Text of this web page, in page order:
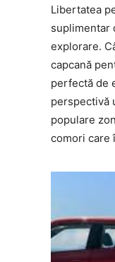
Libertatea
suplimentar
explorare.
capcană
perfectă de
perspectivă
populare
comori care